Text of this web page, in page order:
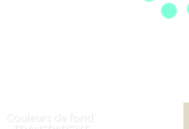
Couleurs de fond